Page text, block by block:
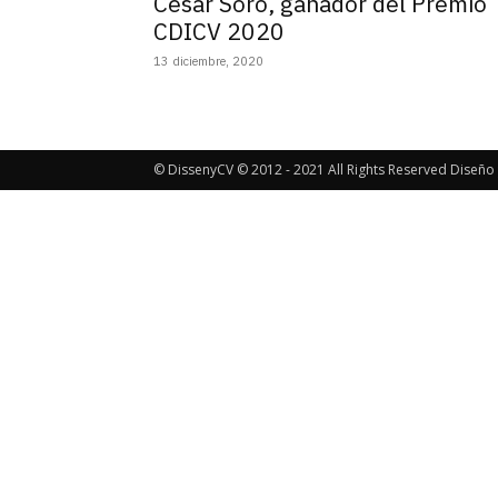
CDICV 2020
13 diciembre, 2020
© DissenyCV © 2012 - 2021 All Rights Reserved